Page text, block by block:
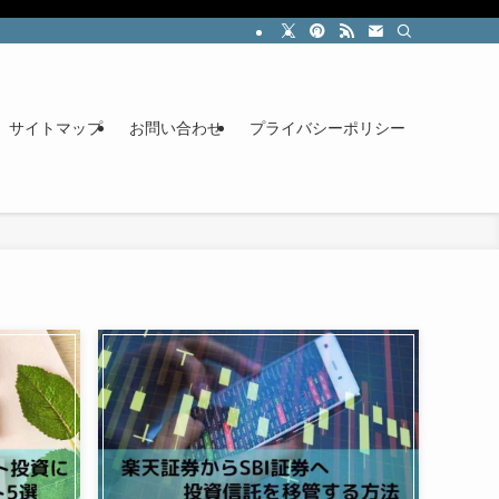
サイトマップ お問い合わせ プライバシーポリシー